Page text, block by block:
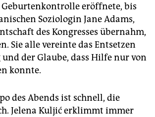
eröffnete, bis
Soziologin Jane Adams,
des Kongresses übernahm,
Sie alle vereinte das Entsetzen
der Glaube, dass Hilfe nur von
konnte.
des Abends ist schnell, die
Jelena Kuljić erklimmt immer